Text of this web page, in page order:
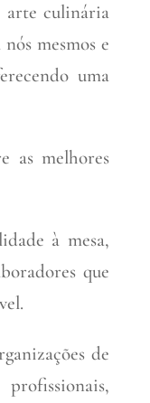
arte culinária
mesmos e
uma
as melhores
à mesa,
que
de